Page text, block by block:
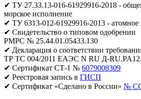
✔ ТУ 27.33.13-016-61929916-2018 -
морское исполнение
✔ ТУ 6313-012-61929916-2013 - атомное
✔ Свидетельство о типовом одобрении
РМРС № 25.44.01.05433.130
✔ Декларация о соответствии
ТР ТС 004/2011 ЕАЭС N RU Д-
✔ Сертификат СТ-1 № 6079008309
✔ Реестровая запись в ГИСП
✔ Сертификат «Сделано в России» №